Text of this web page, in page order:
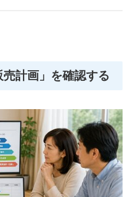
計画」を確認する